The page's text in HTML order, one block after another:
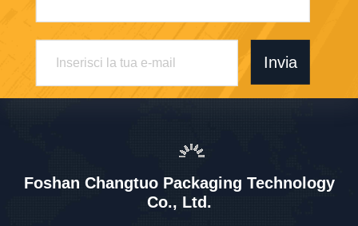
Invia
Foshan Changtuo Packaging Technology
Co., Ltd.